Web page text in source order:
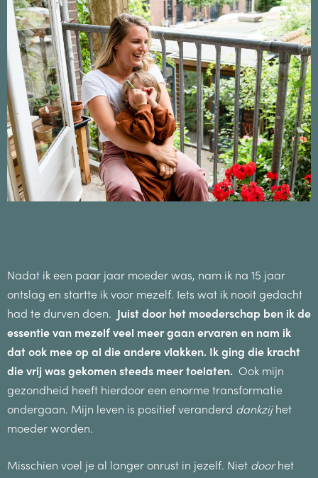
Nadat ik een paar jaar moeder was, nam ik na 15 jaar
ontslag en startte ik voor mezelf. Iets wat ik nooit gedacht
had te durven doen. Juist door het moederschap ben ik de
essentie van mezelf veel meer gaan ervaren en nam ik
dat ook mee op al die andere vlakken. Ik ging die kracht
die vrij was gekomen steeds meer toelaten. Ook mijn
gezondheid heeft hierdoor een enorme transformatie
ondergaan. Mijn leven is positief veranderd dankzijhet
moeder worden.
Misschien voel je al langer onrust in jezelf. Niet doorhet